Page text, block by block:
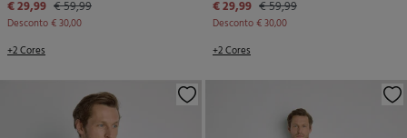
€ 29,99 € 59,99
Desconto€ 30,00
+2 Cores
€ 29,99 € 59,99
Desconto€ 30,00
+2 Cores